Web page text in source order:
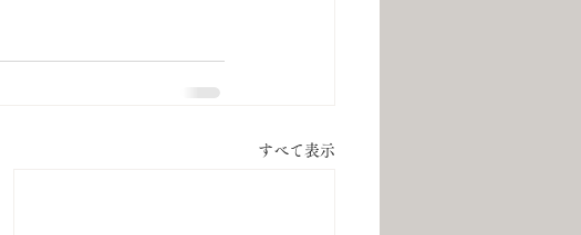
すべて表示